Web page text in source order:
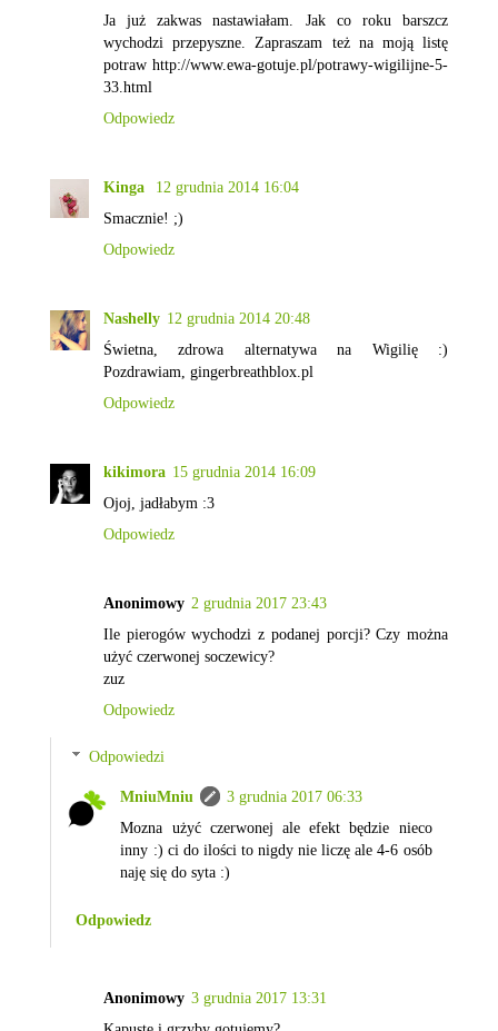
Ja już zakwas nastawiałam. Jak co roku barszcz
wychodzi przepyszne. Zapraszam też na moją listę
potraw http://www.ewa-gotuje.pl/potrawy-wigilijne-5-
33.html
Odpowiedz
Kinga
12 grudnia 2014 16:04
Smacznie! ;)
Odpowiedz
Nashelly 12 grudnia 2014 20:48
Świetna, zdrowa alternatywa na Wigilię :)
Pozdrawiam, gingerbreathblox.pl
Odpowiedz
kikimora 15 grudnia 2014 16:09
Ojoj, jadłabym :3
Odpowiedz
Anonimowy 2 grudnia 2017 23:43
Ile pierogów wychodzi z podanej porcji? Czy można
użyć czerwonej soczewicy?
zuz
Odpowiedz
Odpowiedzi
MniuMniu
3 grudnia 2017 06:33
Mozna użyć czerwonej ale efekt będzie nieco
inny :) ci do ilości to nigdy nie liczę ale 4-6 osób
naję się do syta :)
Odpowiedz
Anonimowy 3 grudnia 2017 13:31